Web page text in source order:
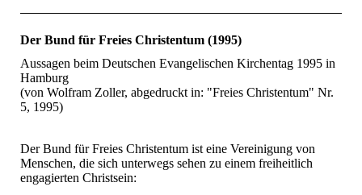
Der Bund für Freies Christentum (1995)
Aussagen beim Deutschen Evangelischen Kirchentag 1995 in
Hamburg
(von Wolfram Zoller, abgedruckt in: "Freies Christentum" Nr.
5, 1995)
Der Bund für Freies Christentum ist eine Vereinigung von
Menschen, die sich unterwegs sehen zu einem freiheitlich
engagierten Christsein: